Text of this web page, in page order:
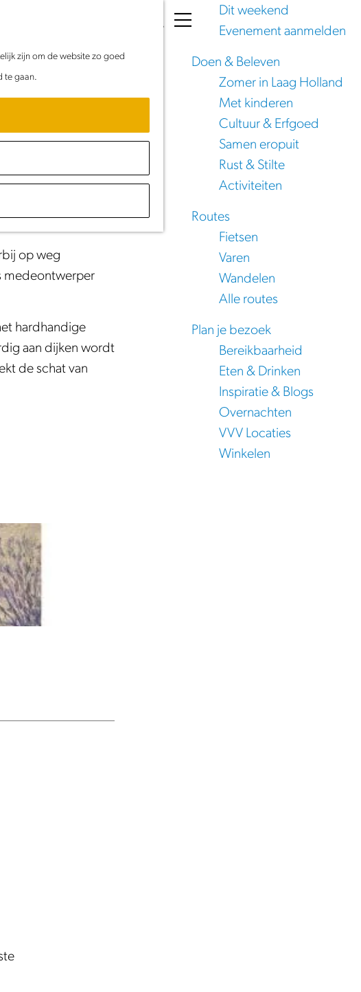
zijn om de website zo goed
te gaan.
t
Dit weekend
Evenement aanmelden
Doen & Beleven
Zomer in Laag Holland
Met kinderen
Cultuur & Erfgoed
Samen eropuit
Rust & Stilte
Activiteiten
Routes
Fietsen
Varen
Wandelen
Alle routes
Plan je bezoek
Bereikbaarheid
Eten & Drinken
Inspiratie & Blogs
Overnachten
VVV Locaties
Winkelen
en
Laag Hollandse
op weg
medeontwerper
hardhandige
aan dijken wordt
de schat van